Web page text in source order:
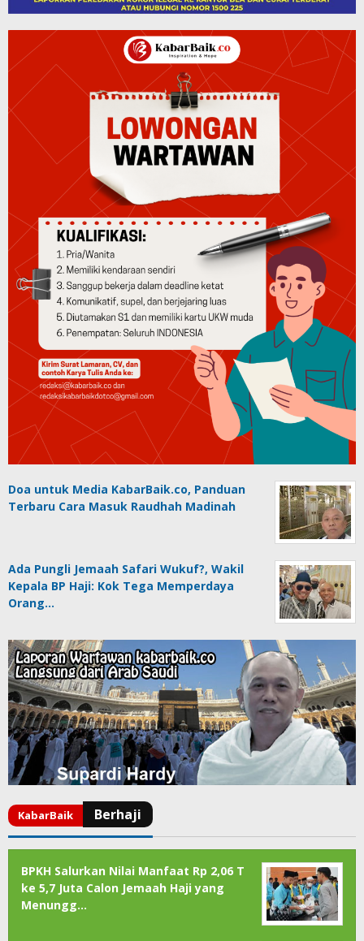
Doa untuk Media KabarBaik.co, Panduan
Terbaru Cara Masuk Raudhah Madinah
Ada Pungli Jemaah Safari Wukuf?, Wakil
Kepala BP Haji: Kok Tega Memperdaya
Orang…
BPKH Salurkan Nilai Manfaat Rp 2,06 T
ke 5,7 Juta Calon Jemaah Haji yang
Menungg…